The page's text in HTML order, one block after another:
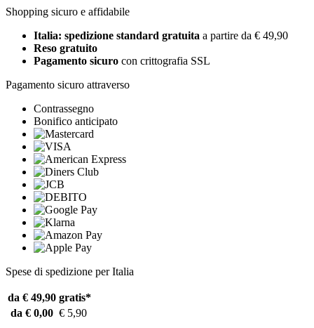
Shopping sicuro e affidabile
Italia: spedizione standard gratuita a partire da € 49,90
Reso gratuito
Pagamento sicuro con crittografia SSL
Pagamento sicuro attraverso
Contrassegno
Bonifico anticipato
Spese di spedizione per Italia
da € 49,90 gratis*
da € 0,00 € 5,90